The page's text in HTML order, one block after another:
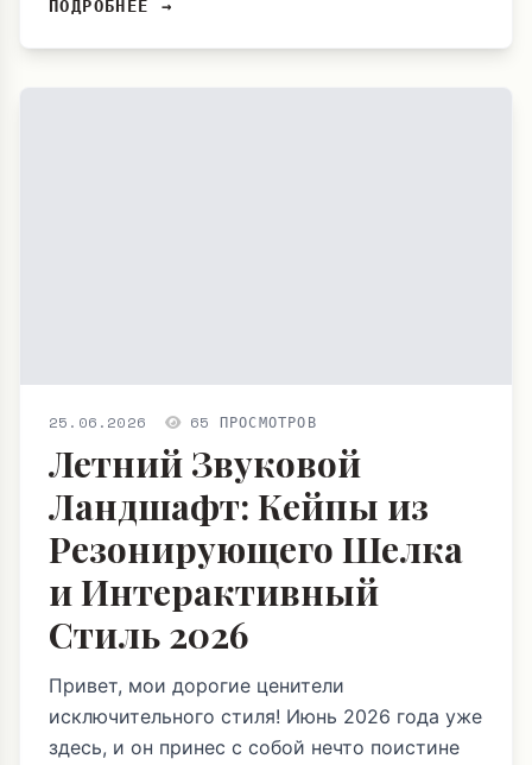
ПОДРОБНЕЕ →
25.06.2026 65 ПРОСМОТРОВ
Летний Звуковой
Ландшафт: Кейпы из
Резонирующего Шелка
и Интерактивный
Стиль 2026
Привет, мои дорогие ценители
исключительного стиля! Июнь 2026 года уже
здесь, и он принес с собой нечто поистине